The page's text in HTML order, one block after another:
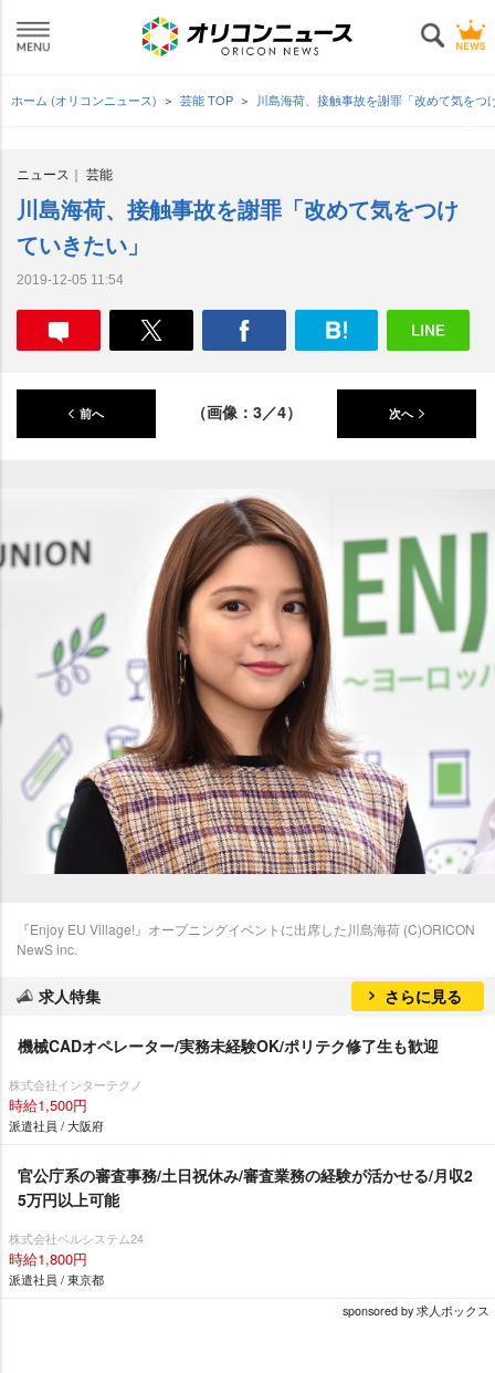
ホーム (オリコンニュース) 芸能 TOP 川島海荷、接触事故を謝罪「改めて気をつ
ニュース 芸能
川島海荷、接触事故を謝罪「改めて気をつけ
ていきたい」
2019-12-05 11:54
前へ （画像：3／4） 次へ
『Enjoy EU Village!』オープニングイベントに出席した川島海荷 (C)ORICON
NewS inc.
求人特集 さらに見る
機械CADオペレーター/実務未経験OK/ポリテク修了生も歓迎
株式会社インターテクノ
時給1,500円
派遣社員 / 大阪府
官公庁系の審査事務/土日祝休み/審査業務の経験が活かせる/月収2
5万円以上可能
株式会社ベルシステム24
時給1,800円
派遣社員 / 東京都
sponsored by 求人ボックス